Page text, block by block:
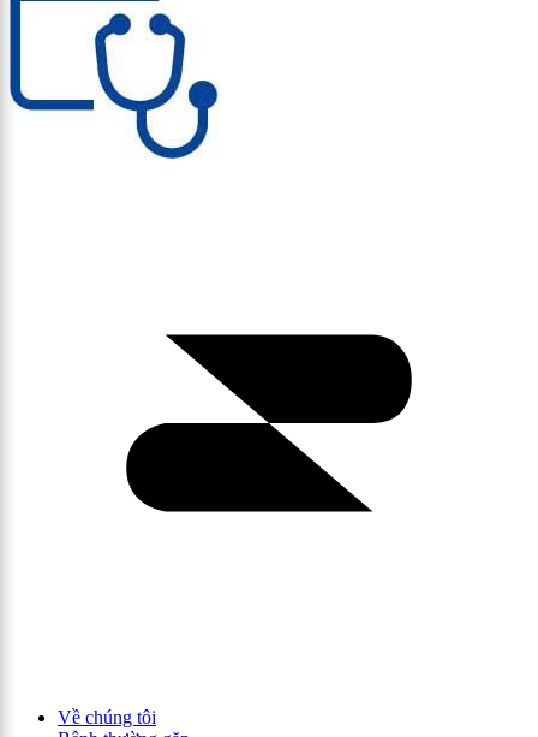
Về chúng tôi